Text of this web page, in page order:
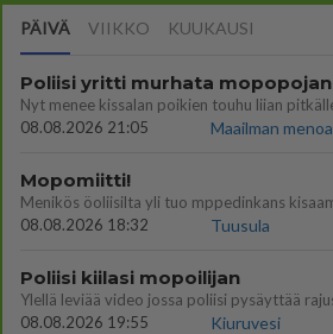
PÄIVÄ VIIKKO KUUKAUSI
Poliisi yritti murhata mopopojan
08.08.2026 21:05
Maailman menoa
Mopomiitti!
08.08.2026 18:32
Tuusula
Poliisi kiilasi mopoilijan
08.08.2026 19:55
Kiuruvesi